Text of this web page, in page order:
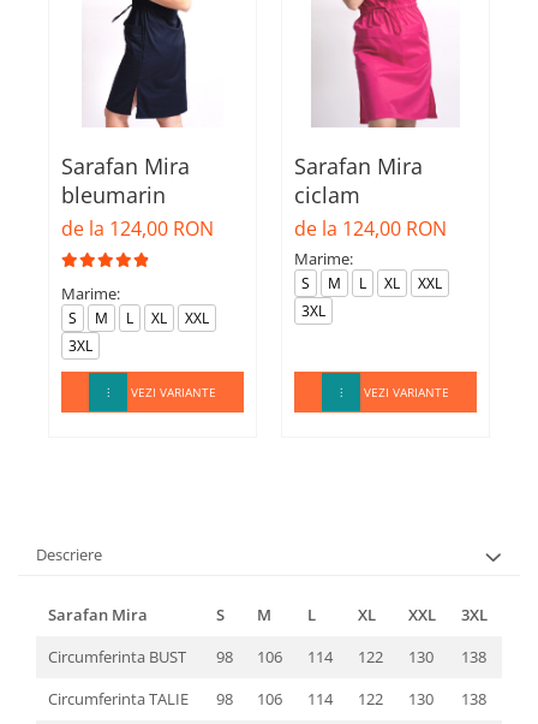
Sarafan Mira
bleumarin
de la 124,00 RON
Marime:
S M L XL
XXL
3XL
VEZI VARIANTE
Sarafan Mira
ciclam
de la 124,00 RON
Marime:
S M L XL
XXL
3XL
VEZI VARIANTE
Descriere
Sarafan Mira S M L XL XXL
3XL
Circumferinta BUST
98 106 114 122 130
138
Circumferinta TALIE
98 106 114 122 130 138